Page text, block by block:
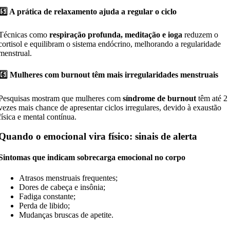
A prática de relaxamento ajuda a regular o ciclo
comorespiração profunda, meditação e ioga reduzem o
e equilibram o sistema endócrino, melhorando a regularidade
Mulheres com burnout têm mais irregularidades menstruais
mostram que mulheres comsíndrome de burnout têm até 2
mais chance de apresentar ciclos irregulares, devido à exaustão
e mental contínua.
o emocional vira físico: sinais de alerta
que indicam sobrecarga emocional no corpo
Atrasos menstruais frequentes;
Dores de cabeça e insônia;
Fadiga constante;
Perda de libido;
Mudanças bruscas de apetite.